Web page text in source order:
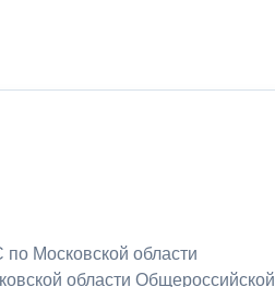
Московской области
области Общероссийской